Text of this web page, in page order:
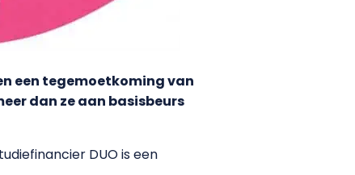
een tegemoetkoming van
dan ze aan basisbeurs
DUO is een